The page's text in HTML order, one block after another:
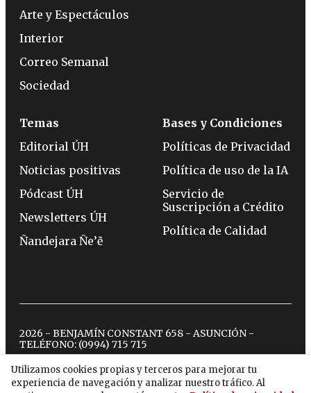
Utilizamos cookies propias y terceros para mejorar tu
experiencia de navegación y analizar nuestro tráfico. Al
Arte y Espectáculos
Interior
Correo Semanal
Sociedad
Temas
Editorial ÚH
Noticias positivas
Pódcast ÚH
Newsletters ÚH
Ñandejara Ñe’ẽ
Bases y Condiciones
Políticas de Privacidad
Política de uso de la IA
Servicio de
Suscripción a Crédito
Política de Calidad
2026 - BENJAMÍN CONSTANT 658 - ASUNCIÓN -
TELÉFONO: (0994) 715 715